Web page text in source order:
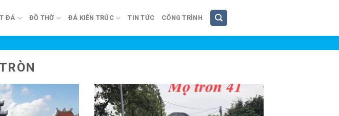
ĐÁ ĐỒ THỜ ĐÁ KIẾN TRÚC TIN TỨC CÔNG TRÌNH